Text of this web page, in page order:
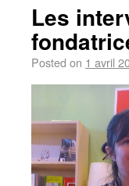
Les
Posted on 1 avril